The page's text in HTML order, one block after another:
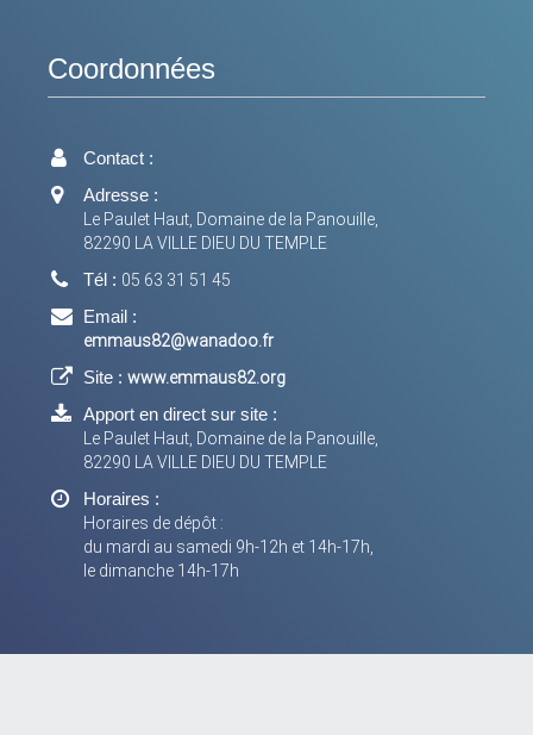
Coordonnées
Contact :
Adresse :
Le Paulet Haut, Domaine de la Panouille,
82290 LA VILLE DIEU DU TEMPLE
Tél : 05 63 31 51 45
Email :
emmaus82@wanadoo.fr
Site : www.emmaus82.org
Apport en direct sur site :
Le Paulet Haut, Domaine de la Panouille,
82290 LA VILLE DIEU DU TEMPLE
Horaires :
Horaires de dépôt :
du mardi au samedi 9h-12h et 14h-17h,
le dimanche 14h-17h